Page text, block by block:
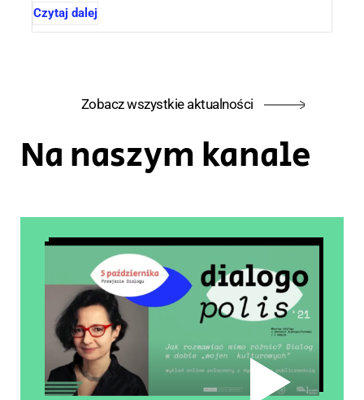
Czytaj dalej
Zobacz wszystkie aktualności
Na naszym kanale